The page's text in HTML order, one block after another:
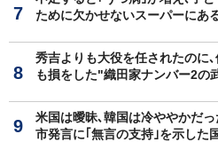
ために欠かせないスーパーにあ
秀吉よりも大役を任されたのに
も損をした"織田家ナンバー2の
米国は曖昧､韓国は冷ややかだ
市発言に｢無言の支持｣を示した